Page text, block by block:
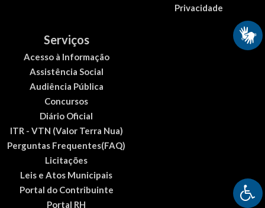
Privacidade
Serviços
Acesso à Informação
Assistência Social
Audiência Pública
Concursos
Diário Oficial
ITR - VTN (Valor Terra Nua)
Perguntas Frequentes(FAQ)
Licitações
Leis e Atos Municipais
Portal do Contribuinte
Portal RH